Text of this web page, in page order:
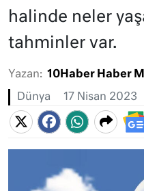
halinde neler
tahminler var.
Yazan: 10Haber Haber
Dünya 17 Nisan 2023